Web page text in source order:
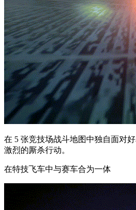
在 5 张竞技场战斗地图中独自面对
激烈的厮杀行动。
在特技飞车中与赛车合为一体